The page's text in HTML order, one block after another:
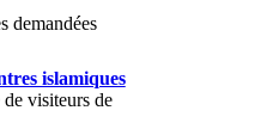
demandées
islamiques
visiteurs de